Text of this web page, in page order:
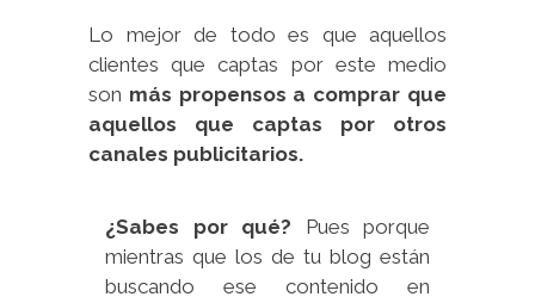
Lo mejor de todo es que aquellos
clientes que captas por este medio
son más propensos a comprar que
aquellos que captas por otros
canales publicitarios.
¿Sabes por qué? Pues porque
mientras que los de tu blog están
buscando ese contenido en